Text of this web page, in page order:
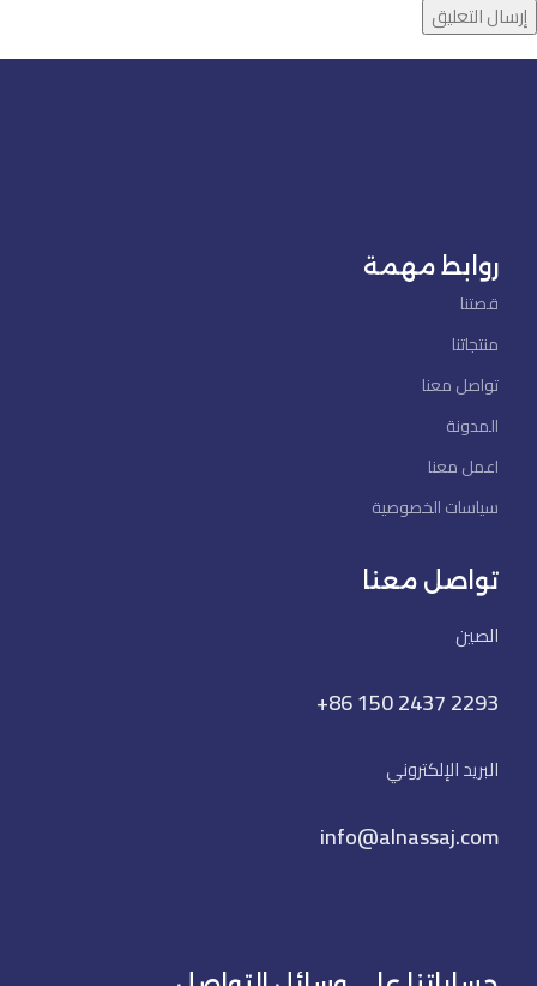
روابط مهمة
قصتنا
منتجاتنا
تواصل معنا
المدونة
اعمل معنا
سياسات الخصوصية
تواصل معنا
الصين
+86 150 2437 2293
البريد الإلكتروني
info@alnassaj.com